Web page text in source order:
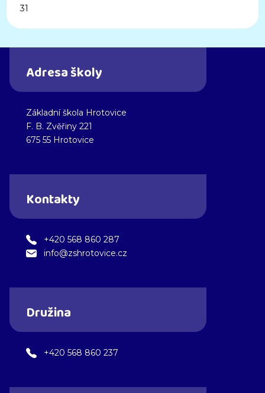
31
Adresa školy
Základní škola Hrotovice
F. B. Zvěřiny 221
675 55 Hrotovice
Kontakty
+420 568 860 287
info@zshrotovice.cz
Družina
+420 568 860 237